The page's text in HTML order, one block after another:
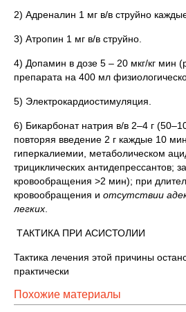
2) Адреналин 1 мг в/в струйно
3) Атропин 1 мг в/в струйно.
4) Допамин в дозе 5 – 20 мкг/кг мин
препарата на 400 мл
5) Электрокардиостимуляция.
6) Бикарбонат натрия в/в 2–4 г
повторяя введение 2 г каждые 10
гиперкалиемии, метаболическом
трициклических антидепрессантов;
кровообращения >2 мин); при
кровообращения и отсутствии
легких.
ТАКТИКА ПРИ АСИСТОЛИИ
Тактика лечения этой причины
практически
Похожие материалы